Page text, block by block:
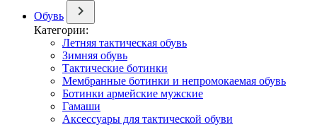
Обувь
Категории:
Летняя тактическая обувь
Зимняя обувь
Тактические ботинки
Мембранные ботинки и непромокаемая обувь
Ботинки армейские мужские
Гамаши
Аксессуары для тактической обуви